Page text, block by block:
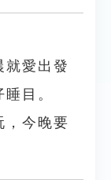
就愛出發
目。
，今晚要